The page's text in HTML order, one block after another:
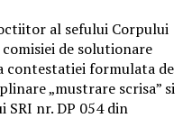
al sefului Corpului
de solutionare
contestatiei formulata de
„mustrare scrisa” si
nr. DP 054 din